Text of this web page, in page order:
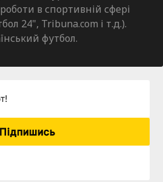
в спортивній сфері
24", Tribuna.com і т.д.).
футбол.
Підпишись